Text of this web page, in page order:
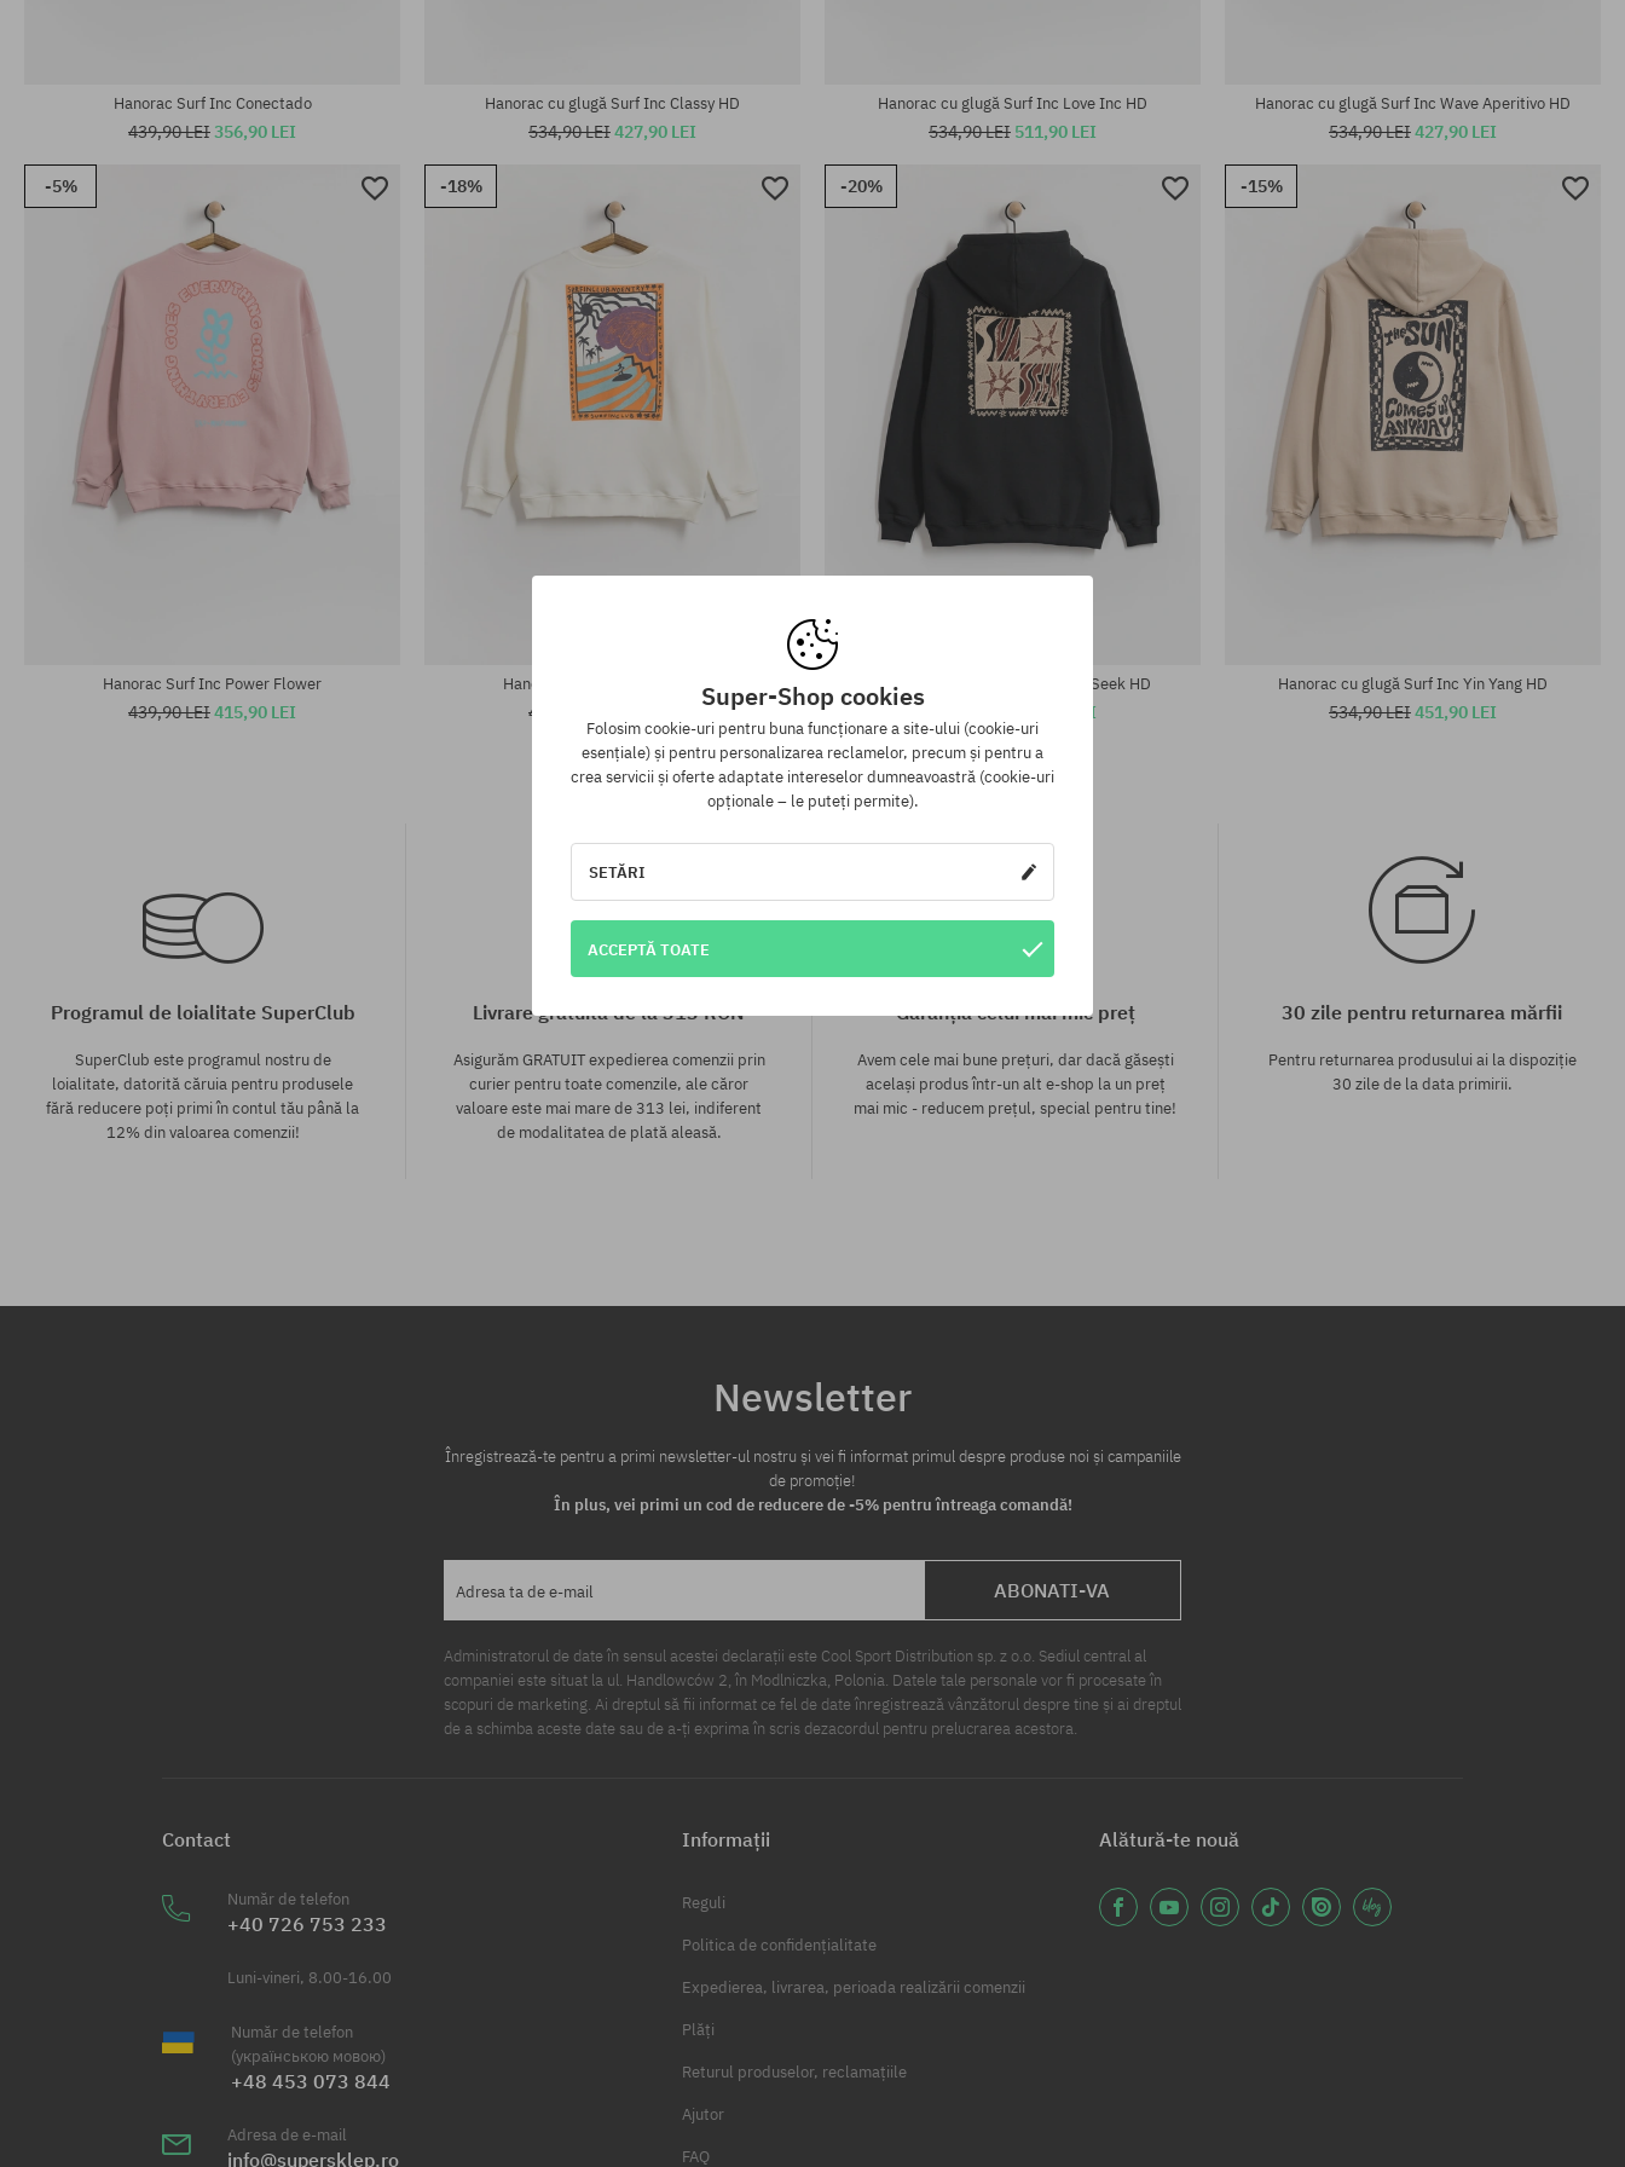
Hanorac Surf Inc Conectado
439,90 LEI356,90 LEI
Hanorac cu glugă Surf Inc Classy HD
534,90 LEI427,90 LEI
Mărimi existente:
S
Hanorac cu glugă Surf Inc Love Inc HD
534,90 LEI 511,90 LEI
Hanorac cu glugă Surf Inc Wave Aperitivo HD
534,90 LEI427,90 LEI
-5%
Hanorac Surf Inc Power Flower
439,90 LEI415,90 LEI
-18%
Hanorac Surf Inc Organic Wave
439,90 LEI
-20%
Hanorac cu glugă Surf Inc Sun Seek HD
427,90 LEI
-15%
Hanorac cu glugă Surf Inc Yin Yang HD
534,90 LEI451,90 LEI
Programul de loialitate SuperClub
SuperClub este programul nostru de
loialitate, datorită căruia pentru produsele
fără reducere poți primi în contul tău până la
12% din valoarea comenzii!
Livrare gratuită de la 313 RON
Asigurăm GRATUIT expedierea comenzii prin
curier pentru toate comenzile, ale căror
valoare este mai mare de 313 lei, indiferent
de modalitatea de plată aleasă.
Garanția celui mai mic preț
Avem cele mai bune prețuri, dar dacă găsești
același produs într-un alt e-shop la un preț
mai mic - reducem prețul, special pentru tine!
30 zile pentru returnarea mărfii
Pentru returnarea produsului ai la dispoziție
30 zile de la data primirii.
Newsletter
Înregistrează-te pentru a primi newsletter-ul nostru și vei fi informat primul despre produse noi și campaniile
de promoție!
În plus, vei primi un cod de reducere de -5% pentru întreaga comandă!
Adresa ta de e-mail ABONATI-VA
Administratorul de date în sensul acestei declarații este Cool Sport Distribution sp. z o.o. Sediul central al
companiei este situat la ul. Handlowców 2, în Modlniczka, Polonia. Datele tale personale vor fi procesate în
scopuri de marketing. Ai dreptul să fii informat ce fel de date înregistrează vânzătorul despre tine și ai dreptul
de a schimba aceste date sau de a-ți exprima în scris dezacordul pentru prelucrarea acestora.
Contact
Număr de telefon
+40 726 753 233
Luni-vineri, 8.00-16.00
Număr de telefon
(українською мовою)
+48 453 073 844
Adresa de e-mail
info@supersklep.ro
Informații
Reguli
Politica de confidențialitate
Expedierea, livrarea, perioada realizării comenzii
Plăți
Returul produselor, reclamațiile
Ajutor
FAQ
Alătură-te nouă
Super-Shop cookies
Folosim cookie-uri pentru buna funcționare a site-ului (cookie-uri
esențiale) și pentru personalizarea reclamelor, precum și pentru a
crea servicii și oferte adaptate intereselor dumneavoastră (cookie-uri
opționale – le puteți permite).
SETĂRI
ACCEPTĂ TOATE